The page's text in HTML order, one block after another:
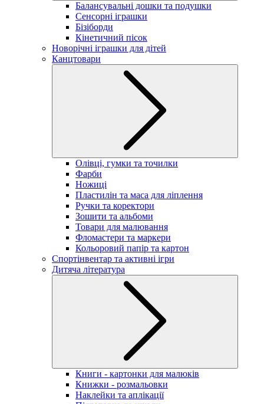
Балансувальні дошки та подушки
Сенсорні іграшки
Бізіборди
Кінетичний пісок
Новорічні іграшки для дітей
Канцтовари
Олівці, гумки та точилки
Фарби
Ножиці
Пластилін та маса для ліплення
Ручки та коректори
Зошити та альбоми
Товари для малювання
Фломастери та маркери
Кольоровий папір та картон
Спортінвентар та активні ігри
Дитяча література
Книги - картонки для малюків
Книжки - розмальовки
Наклейки та аплікації